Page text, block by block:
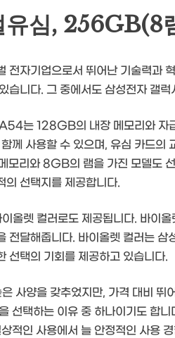
유심, 256GB(8
전자기업으로서 뛰어난 기술력과
습니다. 그 중에서도 삼성전자 갤
는 128GB의 내장 메모리와 자
께 사용할 수 있으며, 유심 카드의
리와 8GB의 램을 가진 모델도
의 선택지를 제공합니다.
올렛 컬러로도 제공됩니다. 바이
전달해줍니다. 바이올렛 컬러는
선택의 기회를 제공하고 있습니다.
사양을 갖추었지만, 가격 대비 뛰
선택하는 이유 중 하나이기도 합
적인 사용에서 늘 안정적인 사용